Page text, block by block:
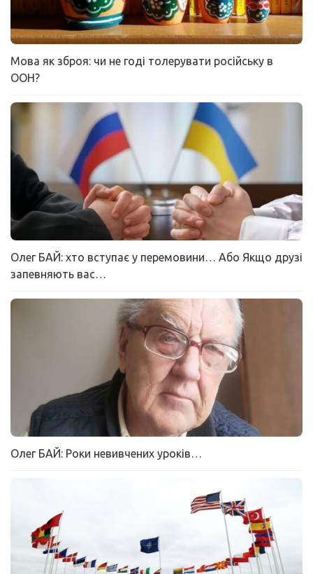
Мова як зброя: чи не годі толерувати російську в
ООН?
Олег БАЙ: хто вступає у перемовини… Або Якщо друзі
запевняють вас…
Олег БАЙ: Роки невивчених уроків…